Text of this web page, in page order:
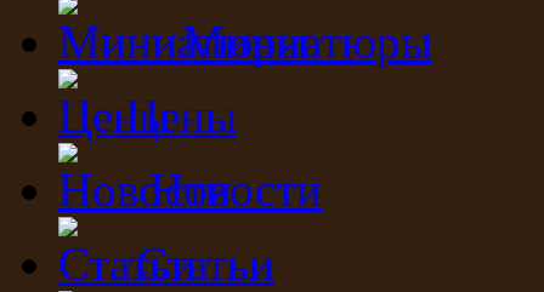
Миниатюры
Цены
Новости
Статьи